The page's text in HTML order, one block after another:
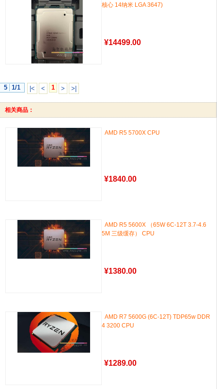
核心 14纳米 LGA 3647)
¥14499.00
5 1/1 |< < 1 > >|
相关商品：
AMD R5 5700X CPU
¥1840.00
AMD R5 5600X （65W 6C-12T 3.7-4.6
5M 三级缓存） CPU
¥1380.00
AMD R7 5600G (6C-12T) TDP65w DDR
4 3200 CPU
¥1289.00